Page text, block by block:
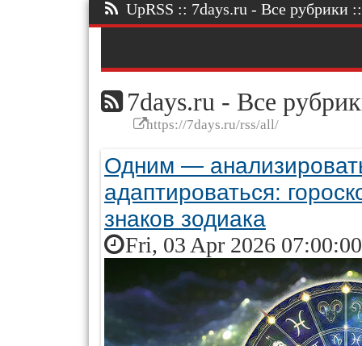
UpRSS :: 7days.ru - Все рубрики
7days.ru - Все
https://7days.ru/rss/all/
Одним —
адаптироваться:
знаков зодиака
Fri, 03 Apr 2026